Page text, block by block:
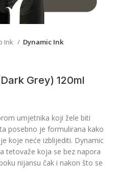
Ink Dynamic Ink
Grey) 120ml
umjetnika koji žele biti
posebno je formulirana kako
koje neće izblijediti. Dynamic
tetovaže koja se bez napora
nijansu čak i nakon što se